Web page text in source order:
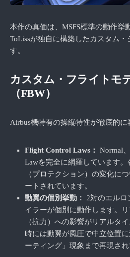
本作の真価は、MSFS標準の動作挙
ToLissが独自に構築したカスタム
す。
カスタム・フライトモ
（FBW）
Airbus機特有の操縦特性が徹底的に
Flight Control Laws：
Normal
Lawを完全に網羅しています
（プロテクション）の変化に
ートされています。
動翼の個別挙動：
2対のエルロ
イラーが個別に動作します。
（抗力）への影響がリアルタ
時には動翼が風圧で中立位置
ーティング」現象まで再現され